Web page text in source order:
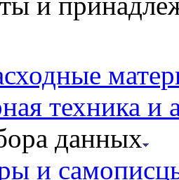
техника и
данных
и